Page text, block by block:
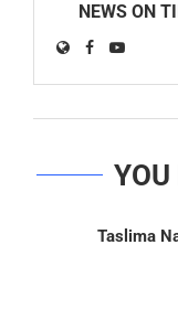
NEWS ON
Taslima